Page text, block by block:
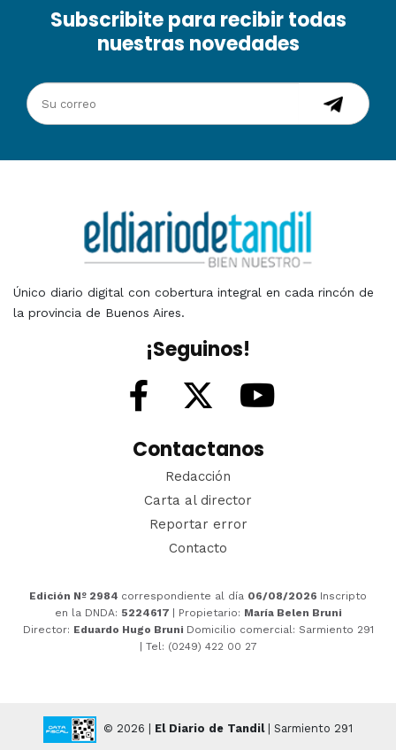
Subscribite para recibir todas
nuestras novedades
Único diario digital con cobertura integral en cada rincón de
la provincia de Buenos Aires.
¡Seguinos!
Contactanos
Redacción
Carta al director
Reportar error
Contacto
Edición Nº 2984 correspondiente al día 06/08/2026 Inscripto
en la DNDA: 5224617 | Propietario: María Belen Bruni
Director: Eduardo Hugo Bruni Domicilio comercial: Sarmiento 291
| Tel: (0249) 422 00 27
© 2026 | El Diario de Tandil| Sarmiento 291